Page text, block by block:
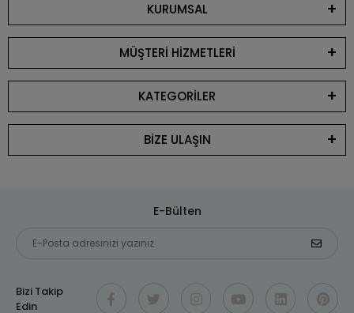
KURUMSAL
MÜŞTERİ HİZMETLERİ
KATEGORİLER
BİZE ULAŞIN
E-Bülten
Bizi Takip
Edin